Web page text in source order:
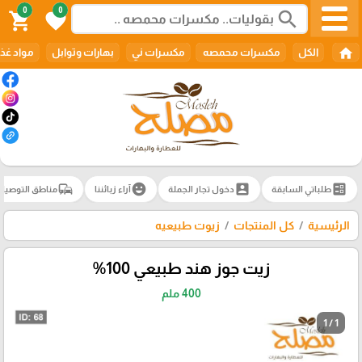
search
0
favorite
0
shopping_cart
home الكل مكسرات محمصه مكسرات ني بهارات وتوابل مواد
ballotطلباتي السابقة account_box دخول تجار الجملة emoji_emotionsآراء زبائننا commuteمناطق
الرئيسية كل المنتجات زيوت طبيعيه
زيت جوز هند طبيعي 100%
400 ملم
1 / 1